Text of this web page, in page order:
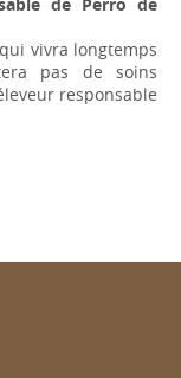
de Perro de
vivra longtemps
pas de soins
responsable